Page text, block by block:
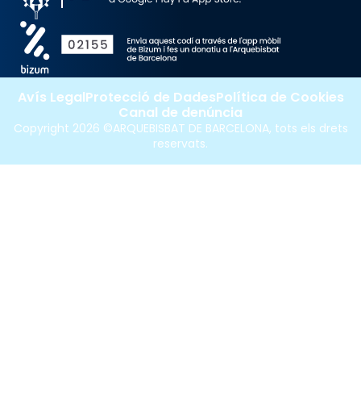
Copyright 2026 ©ARQUEBISBAT DE BARCELONA, tots els drets
reservats.
Avís LegalProtecció de DadesPolítica de Cookies
Canal de denúncia